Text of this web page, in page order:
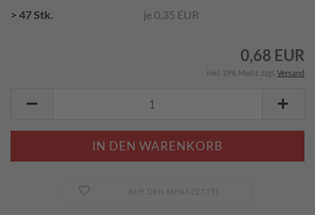
> 47 Stk.
je 0,35 EUR
0,68 EUR
inkl. 19% MwSt. zzgl. Versand
AUF DEN MERKZETTEL